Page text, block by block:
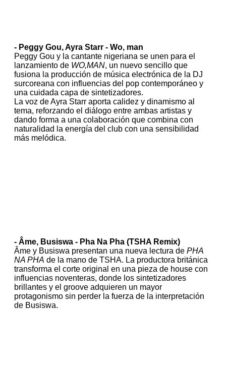
- Peggy Gou, Ayra Starr - Wo, man
Peggy Gou y la cantante nigeriana se unen para el
lanzamiento de WO,MAN, un nuevo sencillo que
fusiona la producción de música electrónica de la DJ
surcoreana con influencias del pop contemporáneo y
una cuidada capa de sintetizadores.
La voz de Ayra Starr aporta calidez y dinamismo al
tema, reforzando el diálogo entre ambas artistas y
dando forma a una colaboración que combina con
naturalidad la energía del club con una sensibilidad
más melódica.
- Âme, Busiswa - Pha Na Pha (TSHA Remix)
Âme y Busiswa presentan una nueva lectura de PHA
NA PHA de la mano de TSHA. La productora británica
transforma el corte original en una pieza de house con
influencias noventeras, donde los sintetizadores
brillantes y el groove adquieren un mayor
protagonismo sin perder la fuerza de la interpretación
de Busiswa.